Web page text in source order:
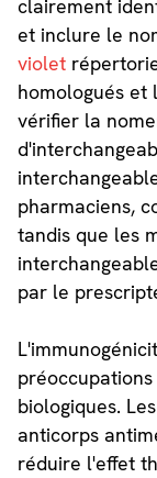
clairement
et inclure le
violet
homologués et
vérifier la
pharmaciens,
tandis que les
par le
biologiques.
anticorps
réduire l'effet